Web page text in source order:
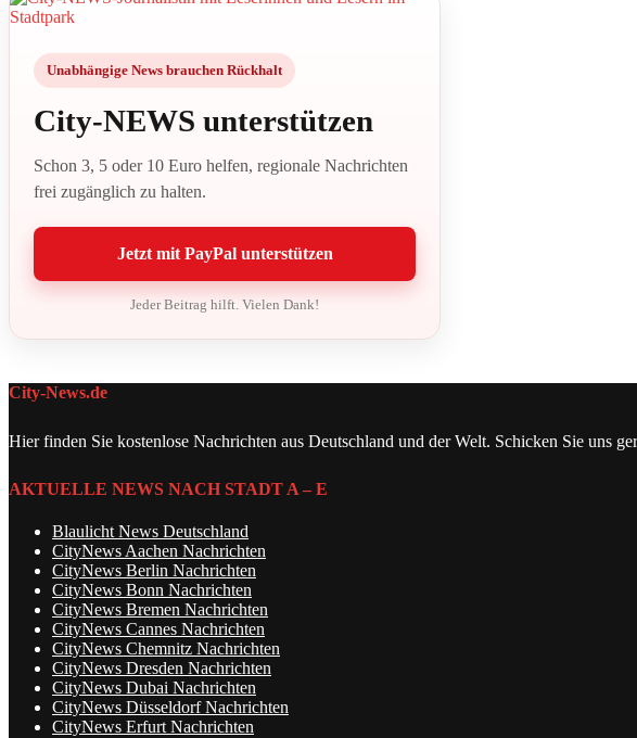
Unabhängige News brauchen Rückhalt
City-NEWS unterstützen
Schon 3, 5 oder 10 Euro helfen, regionale Nachrichten
frei zugänglich zu halten.
Jetzt mit PayPal unterstützen
Jeder Beitrag hilft. Vielen Dank!
City-News.de
Hier finden Sie kostenlose Nachrichten aus Deutschland und der Welt. Schicken Sie uns
AKTUELLE NEWS NACH STADT A – E
Blaulicht News Deutschland
CityNews Aachen Nachrichten
CityNews Berlin Nachrichten
CityNews Bonn Nachrichten
CityNews Bremen Nachrichten
CityNews Cannes Nachrichten
CityNews Chemnitz Nachrichten
CityNews Dresden Nachrichten
CityNews Dubai Nachrichten
CityNews Düsseldorf Nachrichten
CityNews Erfurt Nachrichten